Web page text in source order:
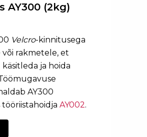
AY300 (2kg)
Velcro-kinnitusega
või rakmetele, et
ja hoida
AY300
AY002.